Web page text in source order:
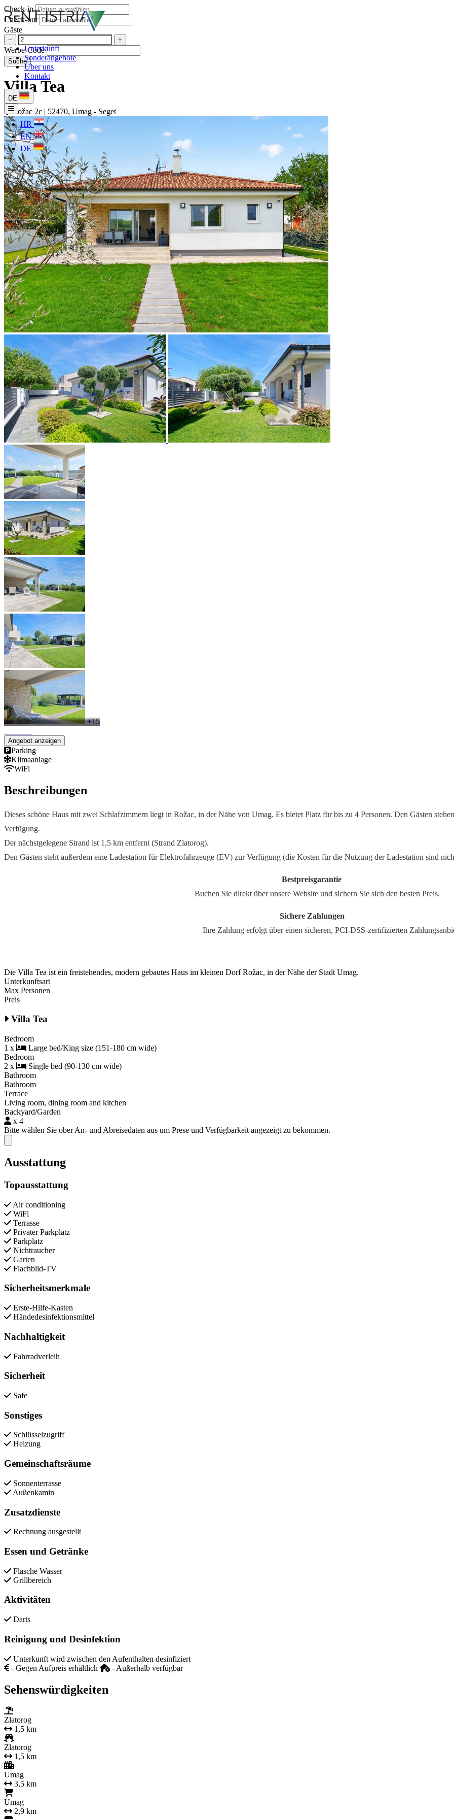
Unterkunft
Sonderangebote
Über uns
Kontakt
DE
HR
EN
DE
Check-in
Check-out
Gäste
− +
Werbe-Code
Suche
Villa Tea
Rožac 2c | 52470, Umag - Seget
+15
Angebot anzeigen
Parking
Klimaanlage
WiFi
Beschreibungen
Dieses schöne Haus mit zwei Schlafzimmern liegt in Rožac, in der Nähe von Umag. Es bietet Platz für bis zu 4 Personen. Den Gästen
Verfügung.
Der nächstgelegene Strand ist 1,5 km entfernt (Strand Zlatorog).
Den Gästen steht außerdem eine Ladestation für Elektrofahrzeuge (EV) zur Verfügung (die Kosten für die Nutzung der Ladestation sind
Bestpreisgarantie
Buchen Sie direkt über unsere Website und sichern Sie sich den besten Preis.
Sichere Zahlungen
Ihre Zahlung erfolgt über einen sicheren, PCI-DSS-zertifizierten
Die Villa Tea ist ein freistehendes, modern gebautes Haus im kleinen Dorf Rožac, in der Nähe der Stadt Umag.
Unterkunftsart
Max Personen
Preis
Villa Tea
Bedroom
1 x
Large bed/King size (151-180 cm wide)
Bedroom
2 x
Single bed (90-130 cm wide)
Bathroom
Bathroom
Terrace
Living room, dining room and kitchen
Backyard/Garden
x 4
Bitte wählen Sie ober An- und Abreisedaten aus um Prese und Verfügbarkeit angezeigt zu bekommen.
Close modal
Ausstattung
Topausstattung
Air conditioning
WiFi
Terrasse
Privater Parkplatz
Parkplatz
Nichtraucher
Garten
Flachbild-TV
Sicherheitsmerkmale
Erste-Hilfe-Kasten
Händedesinfektionsmittel
Nachhaltigkeit
Fahrradverleih
Sicherheit
Safe
Sonstiges
Schlüsselzugriff
Heizung
Gemeinschaftsräume
Sonnenterrasse
Außenkamin
Zusatzdienste
Rechnung ausgestellt
Essen und Getränke
Flasche Wasser
Grillbereich
Aktivitäten
Darts
Reinigung und Desinfektion
Unterkunft wird zwischen den Aufenthalten desinfiziert
- Gegen Aufpreis erhältlich
- Außerhalb verfügbar
Sehenswürdigkeiten
Zlatorog
1,5 km
Zlatorog
1,5 km
Umag
3,5 km
Umag
2,9 km